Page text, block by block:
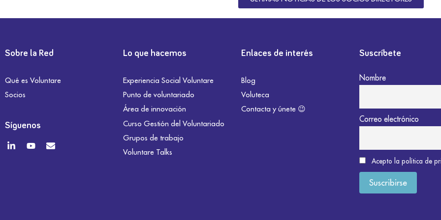
Sobre la Red
Qué es Voluntare
Socios
Síguenos
Lo que hacemos
Experiencia Social Voluntare
Punto de voluntariado
Área de innovación
Curso Gestión del Voluntariado
Grupos de trabajo
Voluntare Talks
Enlaces de interés
Blog
Voluteca
Contacta y únete 😉
Suscríbete
Nombre
Correo electrónico
Acepto la política de